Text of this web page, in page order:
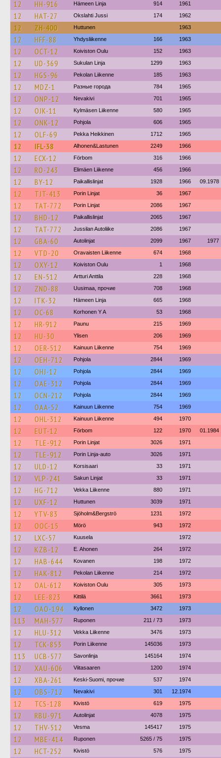
12 HH-916 Hämeen Linja 914 1961
12 HAT-27 Okslahti Jussi 174 1962
12 ZH-400 Huttunen 1963
12 HFF-88 Yhdysliikenne 166 1963
12 OCT-12 Koiviston Oulu 152 1963
12 UD-369 Sukulan Linja 1299 1963
12 HGS-96 Pekolan Liikenne 185 1963
12 MDZ-1 Разные города 784 1965
12 ONP-12 Nevakivi 701 1965
12 OJK-11 Kylmäsen Liikenne 580 1965
12 ONK-12 Pohjola 606 1965
12 OLF-69 Pekka Heikkinen 1712 1965
12 IFL-38 Alhonen&Lastunen 2249 1966
12 ECX-12 Förbom 316 1966
12 RO-243 Elimäen Liikenne 456 1966
12 BY-12 Paikallislinjat 1928 1966 09.1978
12 TJT-413 Porin Linjat 36 1967
12 TAT-772 Porin Linjat 2086 1967
12 BHD-12 Paikallislinjat 2065 1967
12 TAT-772 Jussilan Autoliike 2086 1967
12 GBA-60 Autolinjat 2099 1967 1977
12 VTD-20 Oravaisten Liikenne 674 1968
12 OXY-12 Koiviston Oulu 1 1968
12 EN-512 Artturi Anttila 228 1968
12 ZND-88 Uusimaa, прочие 708 1968
12 ITK-32 Hämeen Linja 665 1968
12 OC-68 Korhonen Y A 53 1968
12 HR-912 Paunu 215 1969
12 HU-30 Ylisen 206 1969
12 OER-512 Kainuun Liikenne 754 1969
12 OEH-712 Pohjola 2844 1969
12 OHJ-12 Pohjola 2844 1969
12 OAE-312 Pohjola 2844 1969
12 OCN-212 Pohjola 2844 1969
12 OAA-52 Kainuun Liikenne 754 1969
12 OHL-312 Kainuun Liikenne 494 1970
12 EUT-12 Förbom 122 1970 01.1984
12 TLE-912 Porin Linjat 3026 1971
12 TLE-912 Porin Linja-auto 3026 1971
12 ULD-12 Korsisaari 33 1971
12 VLP-241 Sakun Linjat 33 1971
12 HG-712 Vekka Liikenne 880 1971
12 UXF-12 Huttunen 3039 1971
12 YTV-83 Sjöholm&Bergströ 1231 1972
12 OOC-15 Mörö 943 1972
12 LXC-57 Kuusela 1972
12 KZB-12 E. Ahonen 264 1972
12 HAB-644 Kovanen 198 1972
12 HAK-812 Pekolan Liikenne 214 1972
12 OAL-612 Koiviston Oulu 305 1973
12 LEE-823 Kittilä 3661 1973
12 OAO-194 Kyllonen 3472 1973
113 MAH-577 Ruponen 211 / 73 1973
12 HLU-312 Vekka Liikenne 3476 1973
12 TCK-853 Porin Liikenne 145036 1973
113 UCB-577 Savonlinja 145164 1974
12 XAU-606 Viitasaaren 1200 1974
12 XBA-261 Keski-Suomi, прочие 537 1974
12 OBS-712 Nevakivi 301 12.1974
12 TCS-128 Kivistö 619 1975
12 RBU-971 Autolinjat 4078 1975
12 THV-512 Vesma 145417 1975
12 MBE-414 Ruponen 5265 / 75 1975
12 HCT-252 Kivistö 576 1975